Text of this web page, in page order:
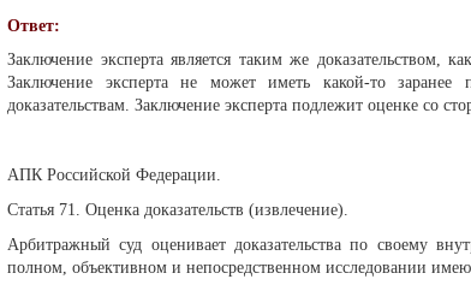
Ответ:
Заключение эксперта является таким же доказательством,
Заключение эксперта не может иметь какой-то
доказательствам. Заключение эксперта подлежит оценке со
АПК Российской Федерации.
Статья 71. Оценка доказательств (извлечение).
Арбитражный суд оценивает доказательства по своему
полном, объективном и непосредственном исследовании